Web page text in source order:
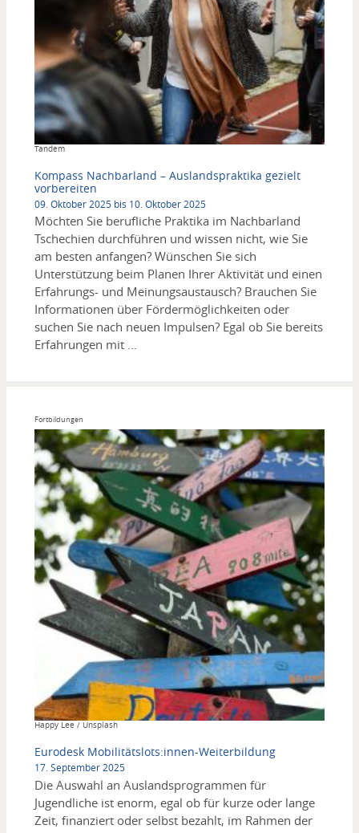
Copyright
Tandem
Kompass Nachbarland – Auslandspraktika gezielt
vorbereiten
09. Oktober 2025 bis 10. Oktober 2025
Möchten Sie berufliche Praktika im Nachbarland
Tschechien durchführen und wissen nicht, wie Sie
am besten anfangen? Wünschen Sie sich
Unterstützung beim Planen Ihrer Aktivität und einen
Erfahrungs- und Meinungsaustausch? Brauchen Sie
Informationen über Fördermöglichkeiten oder
suchen Sie nach neuen Impulsen? Egal ob Sie bereits
Erfahrungen mit ...
Fortbildungen
Copyright
Happy Lee / Unsplash
Eurodesk Mobilitätslots:innen-Weiterbildung
17. September 2025
Die Auswahl an Auslandsprogrammen für
Jugendliche ist enorm, egal ob für kurze oder lange
Zeit, finanziert oder selbst bezahlt, im Rahmen der